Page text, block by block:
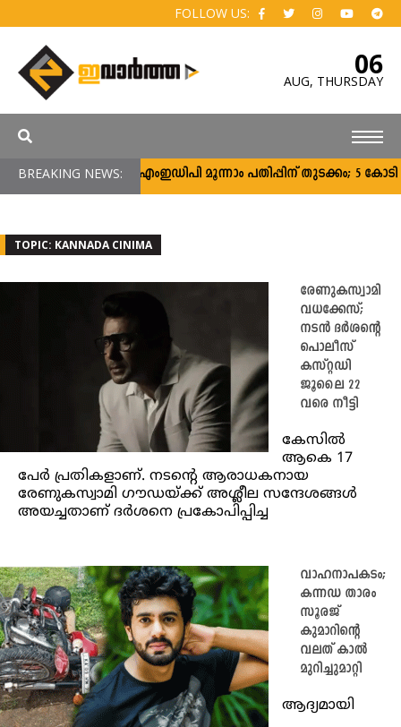
FOLLOW US:
06
AUG, THURSDAY
BREAKING NEWS:സി‌എംഇഡിപി മൂന്നാം പതിപ്പിന് തുടക്കം; 5 കോടി
TOPIC: KANNADA CINIMA
രേണുകസ്വാമി
വധക്കേസ്;
നടൻ ദർശന്റെ
പൊലീസ്
കസ്റ്റഡി
ജൂലൈ 22
വരെ നീട്ടി
കേസിൽ
ആകെ 17
പേർ പ്രതികളാണ്. നടൻ്റെ ആരാധകനായ
രേണുകസ്വാമി ഗൗഡയ്ക്ക് അശ്ലീല സന്ദേശങ്ങൾ
അയച്ചതാണ് ദർശനെ പ്രകോപിപ്പിച്ച
വാഹനാപകടം;
കന്നഡ താരം
സൂരജ്
കുമാറിന്റെ
വലത് കാൽ
മുറിച്ചുമാറ്റി
ആദ്യമായി